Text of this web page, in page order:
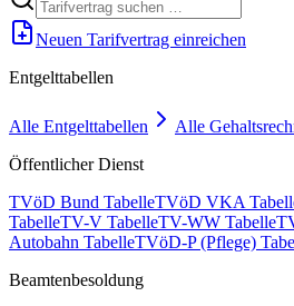
Neuen Tarifvertrag einreichen
Entgelttabellen
Alle Entgelttabellen
Alle
Öffentlicher Dienst
TVöD Bund TabelleTVöD VKA
TabelleTV-V TabelleTV-WW Tabelle
Autobahn TabelleTVöD-P (Pflege)
Beamtenbesoldung